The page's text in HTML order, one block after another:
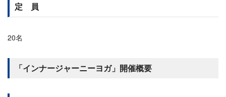
定 員
20名
「インナージャーニーヨガ」開催概要